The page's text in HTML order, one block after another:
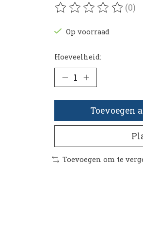
De beoordeling van
(0)
Op voorraad
Hoeveelheid:
Toevoegen
Toevoegen om te